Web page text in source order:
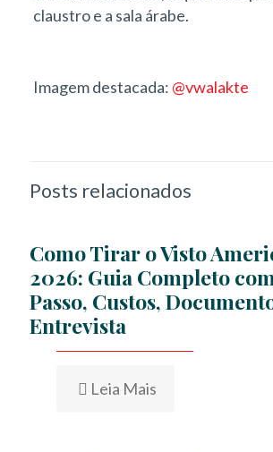
claustro e a sala árabe.
Imagem destacada: @vwalakte
Posts relacionados
Como Tirar o Visto
2026: Guia Completo
Passo, Custos,
Entrevista
Leia Mais